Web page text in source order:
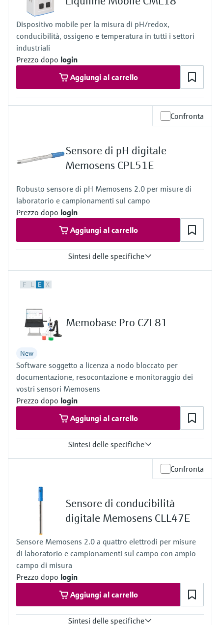
Dispositivo mobile per la misura di pH/redox,
conducibilità, ossigeno e temperatura in tutti i settori
industriali
Prezzo dopo login
Aggiungi al carrello
Confronta
Sensore di pH digitale
Memosens CPL51E
Robusto sensore di pH Memosens 2.0 per misure di
laboratorio e campionamenti sul campo
Prezzo dopo login
Aggiungi al carrello
Sintesi delle specifiche
pH da 0 a 14 (campo di applicazione da 1 a 12)
Pressione di processo
1 bar, non destinato a misure continue
F L E X
Memobase Pro CZL81
New
Software soggetto a licenza a nodo bloccato per
documentazione, resocontazione e monitoraggio dei
vostri sensori Memosens
Prezzo dopo login
Aggiungi al carrello
Sintesi delle specifiche
Compatibilità
Sistema operativo Windows 10 o superiore
Sincronizzazione di Liquiline Mobile CML18
Sincronizzazione tramite app Memobase Pro
Sincronizzazione tramite Memolink
Sincronizzazione tramite cavo dati M12-USB
Confronta
Sensore di conducibilità
digitale Memosens CLL47E
Sensore Memosens 2.0 a quattro elettrodi per misure
di laboratorio e campionamenti sul campo con ampio
campo di misura
Prezzo dopo login
Aggiungi al carrello
Sintesi delle specifiche